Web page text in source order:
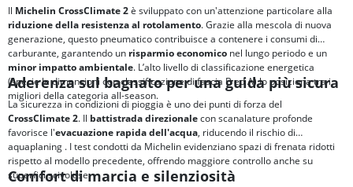
Il Michelin CrossClimate 2è sviluppato con un'attenzione particolare alla
riduzione della resistenza al rotolamento. Grazie alla mescola di nuova
generazione, questo pneumatico contribuisce a contenere i consumi di
carburante, garantendo un risparmio economico nel lungo periodo e un
minor impatto ambientale. L’alto livello di classificazione energetica
(specie le dimensioni con classificazione di fascia B ed A) lo posiziona tra i
migliori della categoria all-season.
Aderenza sul bagnato per una guida più sicura
La sicurezza in condizioni di pioggia è uno dei punti di forza del
CrossClimate 2. Il battistrada direzionalecon scanalature profonde
favorisce l'evacuazione rapida dell'acqua, riducendo il rischio di
aquaplaning . I test condotti da Michelin evidenziano spazi di frenata ridotti
rispetto al modello precedente, offrendo maggiore controllo anche su
superfici scivolose.
Comfort di marcia e silenziosità